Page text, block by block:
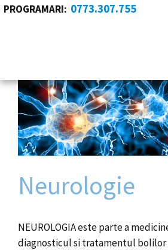
PROGRAMARI: 0773.307.755
Neurologie
NEUROLOGIA este parte a
diagnosticul si tratamentul bolilor